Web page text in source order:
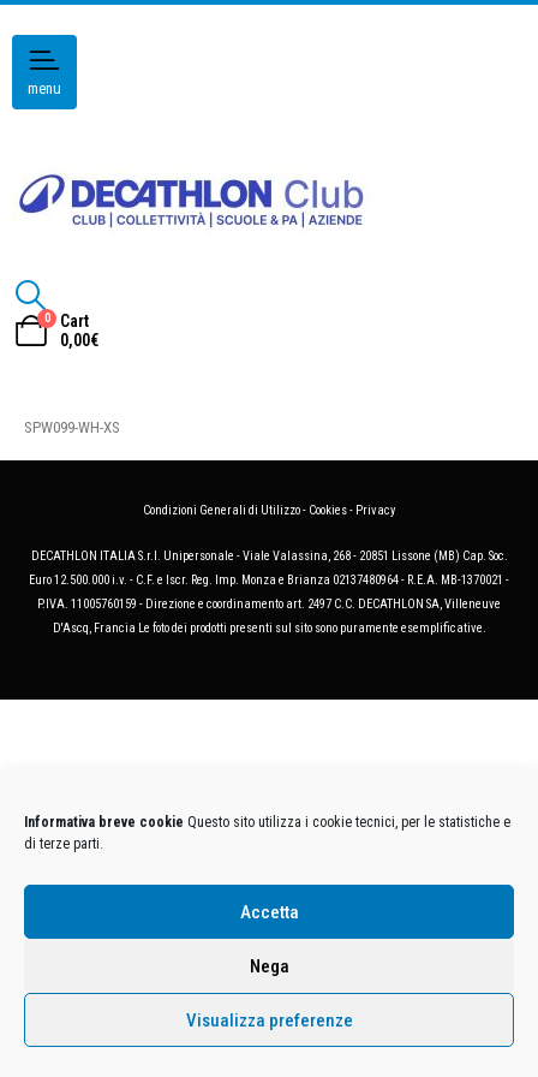
Informativa breve cookie Questo sito utilizza i cookie tecnici, per le statistiche e
di terze parti.
Accetta
Nega
Visualizza preferenze
menu
0
Cart
0,00€
SPW099-WH-XS
Condizioni Generali di Utilizzo- Cookies- Privacy
DECATHLON ITALIA S.r.l. Unipersonale - Viale Valassina, 268 - 20851 Lissone (MB) Cap. Soc.
Euro 12.500.000 i.v. - C.F. e Iscr. Reg. Imp. Monza e Brianza 02137480964 - R.E.A. MB-1370021 -
P.IVA. 11005760159 - Direzione e coordinamento art. 2497 C.C. DECATHLON SA, Villeneuve
D'Ascq, Francia Le foto dei prodotti presenti sul sito sono puramente esemplificative.